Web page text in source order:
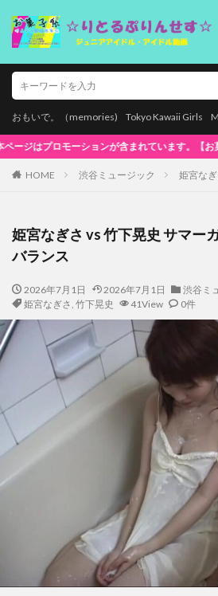
おもいで。（memories) Tokyo Kawaii Girls
バイス再生対応!】WindowsOS、Mac、スマ
HOME 渋谷ミュージック 姫宮な
姫宮なぎさ vs 竹下晃史 サマー
バランス
2026年7月1日 2026年7月1日
渋谷ミ
姫宮なぎさ, 竹下晃史 41View 0件